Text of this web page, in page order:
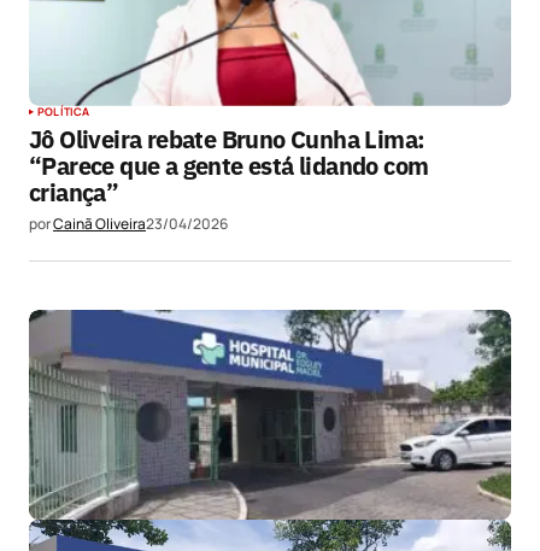
POLÍTICA
Jô Oliveira rebate Bruno Cunha Lima:
“Parece que a gente está lidando com
criança”
porCainã Oliveira23/04/2026